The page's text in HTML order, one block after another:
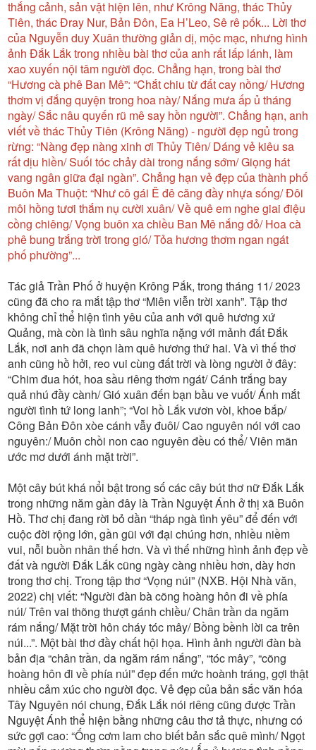
thắng cảnh, sản vật hiện lên, như Krông Năng, thác Thủy
Tiên, thác Đray Nur, Bản Đôn, Ea H’Leo, Sê rê pốk... Lời thơ
của Nguyễn duy Xuân thường giản dị, mộc mạc, nhưng hình
ảnh Đắk Lắk trong nhiều bài thơ của anh rất lấp lánh, làm
xao xuyến nội tâm người đọc. Chẳng hạn, trong bài thơ
“Hương cà phê Ban Mê”: “Chắt chiu từ đất cay nồng/ Hương
thơm vị đắng quyện trong hoa này/ Nắng mưa ấp ủ tháng
ngày/ Sắc nâu quyến rũ mê say hồn người”. Chẳng hạn, anh
viết về thác Thủy Tiên (Krông Năng) - người đẹp ngủ trong
rừng: “Nàng đẹp nàng xinh ơi Thủy Tiên/ Dáng vẻ kiêu sa
rất dịu hiền/ Suối tóc chảy dài trong nắng sớm/ Giọng hát
vang ngân giữa đại ngàn”. Chẳng hạn vẻ đẹp của thành phố
Buôn Ma Thuột: “Như cô gái Ê đê căng đầy nhựa sống/ Đôi
môi hồng tươi thắm nụ cười xuân/ Về quê em nghe giai điệu
cồng chiêng/ Vọng buôn xa chiều Ban Mê nắng đỏ/ Hoa cà
phê bung trắng trời trong gió/ Tỏa hương thơm ngan ngát
phố phường”...
Tác giả Trần Phố ở huyện Krông Pắk, trong tháng 11/ 2023
cũng đã cho ra mắt tập thơ “Miên viễn trời xanh”. Tập thơ
không chỉ thể hiện tình yêu của anh với quê hương xứ
Quảng, mà còn là tình sâu nghĩa nặng với mảnh đất Đắk
Lắk, nơi anh đã chọn làm quê hương thứ hai. Và vì thế thơ
anh cũng hồ hởi, reo vui cùng đất trời và lòng người ở đây:
“Chim đua hót, hoa sầu riêng thơm ngát/ Cánh trắng bay
quả nhú đầy cành/ Gió xuân đến bạn bầu ve vuốt/ Ánh mắt
người tình tứ long lanh”; “Voi hồ Lắk vươn vòi, khoe bắp/
Công Bản Đôn xòe cánh vẫy đuôi/ Cao nguyên nói với cao
nguyên:/ Muôn chồi non cao nguyên đều có thể/ Viên mãn
ước mơ dưới ánh mặt trời”.
Một cây bút khá nổi bật trong số các cây bút thơ nữ Đắk Lắk
trong những năm gần đây là Trần Nguyệt Ánh ở thị xã Buôn
Hồ. Thơ chị đang rời bỏ dần “tháp ngà tình yêu” để đến với
cuộc đời rộng lớn, gần gũi với đại chúng hơn, nhiều niềm
vui, nỗi buồn nhân thế hơn. Và vì thế những hình ảnh đẹp về
đất và người Đắk Lắk cũng ngày càng nhiều hơn, dày hơn
trong thơ chị. Trong tập thơ “Vọng núi” (NXB. Hội Nhà văn,
2022) chị viết: “Người đàn bà cõng hoàng hôn đi về phía
núi/ Trên vai thõng thượt gánh chiều/ Chân trần da ngăm
rám nắng/ Mặt trời hôn cháy tóc mây/ Bồng bềnh lời ca trên
núi...”. Một bài thơ đầy chất hội họa. Hình ảnh người đàn bà
bản địa “chân trần, da ngăm rám nắng”, “tóc mây”, “cõng
hoàng hôn đi về phía núi” đẹp đến mức hoành tráng, gợi thật
nhiều cảm xúc cho người đọc. Vẻ đẹp của bản sắc văn hóa
Tây Nguyên nói chung, Đắk Lắk nói riêng cũng được Trần
Nguyệt Ánh thể hiện bằng những câu thơ tả thực, nhưng có
sức gợi cao: “Ống cơm lam cho biết bản sắc quê mình/ Ngọt